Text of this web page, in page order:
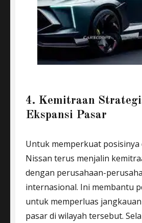
4. Kemitraan
Ekspansi Pasar
Untuk memperkuat posisinya
Nissan terus menjalin
dengan perusahaan-
internasional. Ini membantu
untuk memperluas
pasar di wilayah tersebut.